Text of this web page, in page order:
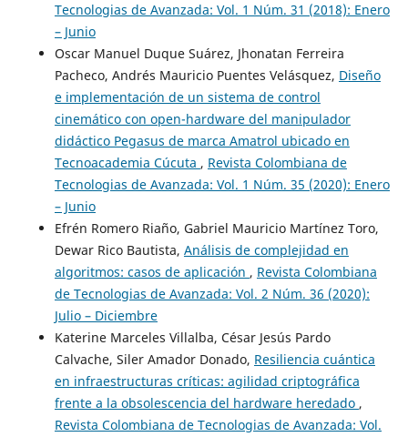
Tecnologias de Avanzada: Vol. 1 Núm. 31 (2018): Enero
– Junio
Oscar Manuel Duque Suárez, Jhonatan Ferreira
Pacheco, Andrés Mauricio Puentes Velásquez, Diseño
e implementación de un sistema de control
cinemático con open-hardware del manipulador
didáctico Pegasus de marca Amatrol ubicado en
Tecnoacademia Cúcuta , Revista Colombiana de
Tecnologias de Avanzada: Vol. 1 Núm. 35 (2020): Enero
– Junio
Efrén Romero Riaño, Gabriel Mauricio Martínez Toro,
Dewar Rico Bautista, Análisis de complejidad en
algoritmos: casos de aplicación , Revista Colombiana
de Tecnologias de Avanzada: Vol. 2 Núm. 36 (2020):
Julio – Diciembre
Katerine Marceles Villalba, César Jesús Pardo
Calvache, Siler Amador Donado, Resiliencia cuántica
en infraestructuras críticas: agilidad criptográfica
frente a la obsolescencia del hardware heredado ,
Revista Colombiana de Tecnologias de Avanzada: Vol.